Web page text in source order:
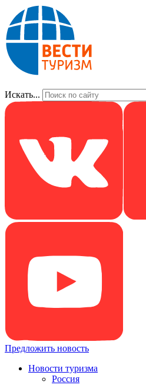
Искать...
Предложить новость
Новости туризма
Россия